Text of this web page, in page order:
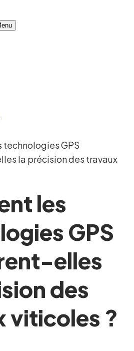
technologies GPS
la précision des travaux
les
GPS
elles
des
viticoles ?